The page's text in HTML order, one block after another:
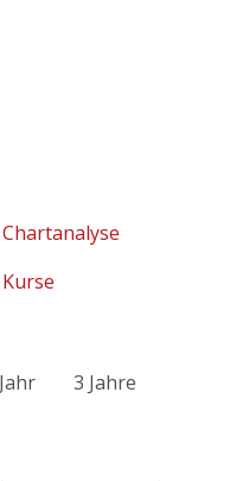
Chartanalyse
3 Jahre